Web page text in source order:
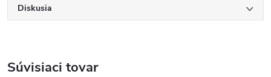
Diskusia
Súvisiaci tovar